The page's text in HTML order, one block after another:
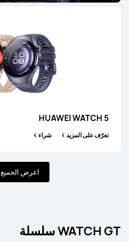
HUAWEI WATCH 5
تعرّف على المزيد شراء
اعرض الجميع
WATCH GT سلسلة